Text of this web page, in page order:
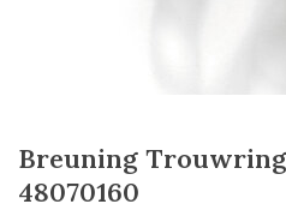
Breuning
48070160